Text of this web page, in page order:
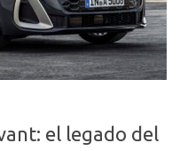
el legado del